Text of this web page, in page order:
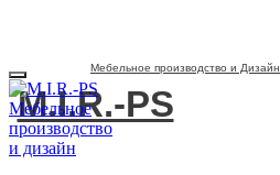
Мебельное производство и Дизайн
M.I.R.-PS